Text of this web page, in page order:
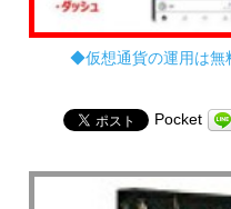
◆仮想通貨の運用は無
Pocket